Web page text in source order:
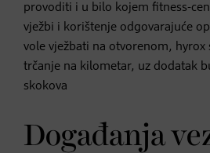
provoditi i u bilo kojem fitness-
vježbi i korištenje odgovarajuće
vole vježbati na otvorenom, hyrox
trčanje na kilometar, uz dodatak
skokova
Događanja